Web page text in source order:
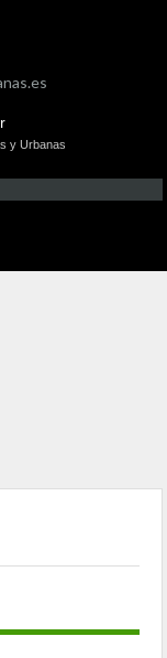
y Urbanas